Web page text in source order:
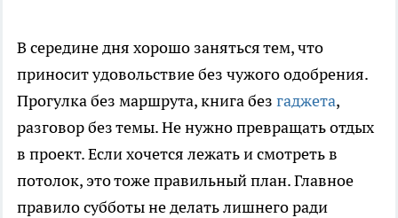
В середине дня хорошо заняться тем, что
приносит удовольствие без чужого одобрения.
Прогулка без маршрута, книга без гаджета,
разговор без темы. Не нужно превращать отдых
в проект. Если хочется лежать и смотреть в
потолок, это тоже правильный план. Главное
правило субботы не делать лишнего ради